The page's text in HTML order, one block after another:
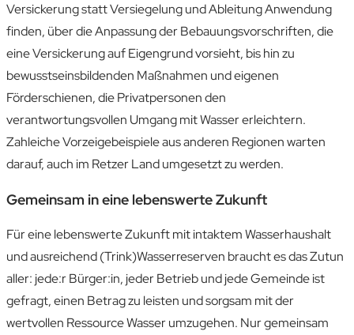
Versickerung statt Versiegelung und Ableitung Anwendung
finden, über die Anpassung der Bebauungsvorschriften, die
eine Versickerung auf Eigengrund vorsieht, bis hin zu
bewusstseinsbildenden Maßnahmen und eigenen
Förderschienen, die Privatpersonen den
verantwortungsvollen Umgang mit Wasser erleichtern.
Zahleiche Vorzeigebeispiele aus anderen Regionen warten
darauf, auch im Retzer Land umgesetzt zu werden.
Gemeinsam in eine lebenswerte Zukunft
Für eine lebenswerte Zukunft mit intaktem Wasserhaushalt
und ausreichend (Trink)Wasserreserven braucht es das Zutun
aller: jede:r Bürger:in, jeder Betrieb und jede Gemeinde ist
gefragt, einen Betrag zu leisten und sorgsam mit der
wertvollen Ressource Wasser umzugehen. Nur gemeinsam